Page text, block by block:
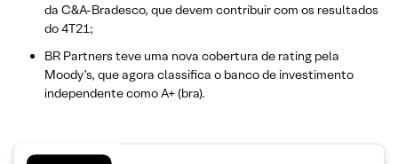
da C&A-Bradesco, que devem contribuir com os resultados
do 4T21;
BR Partners teve uma nova cobertura de rating pela
Moody’s, que agora classifica o banco de investimento
independente como A+ (bra).